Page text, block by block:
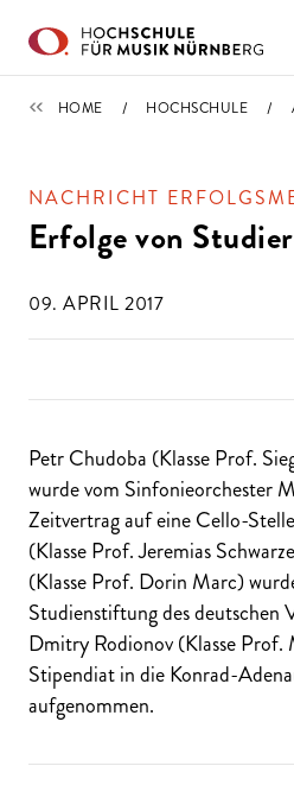
IMPORTIERT
HOME HOCHSCHULE
NACHRICHT
Erfolge von
09. APRIL 2017
Petr Chudoba (Klasse Prof.
wurde vom Sinfonieorchester
Zeitvertrag auf eine Cello-
(Klasse Prof. Jeremias
(Klasse Prof. Dorin Marc)
Studienstiftung des deutschen
Dmitry Rodionov (Klasse Prof.
Stipendiat in die Konrad-
aufgenommen.